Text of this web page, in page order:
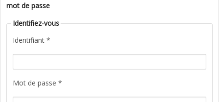
mot de passe
Identifiez-vous
Identifiant *
Mot de passe *